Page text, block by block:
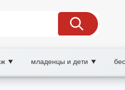
▼ младенцы и дети ▼